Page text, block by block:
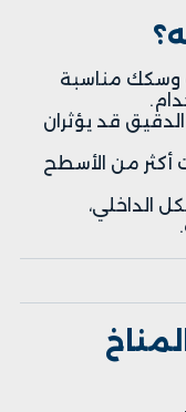
وسكك مناسبة
قد يؤثران
أكثر من الأسطح
الداخلي،